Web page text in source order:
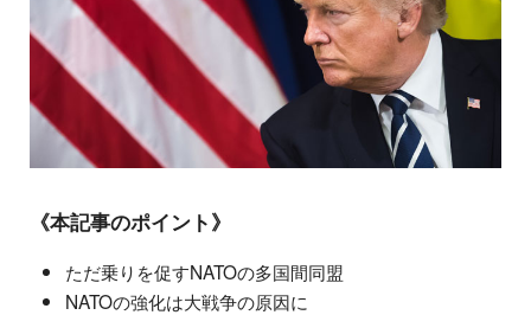
《本記事のポイント》
ただ乗りを促すNATOの多国間同盟
NATOの強化は大戦争の原因に